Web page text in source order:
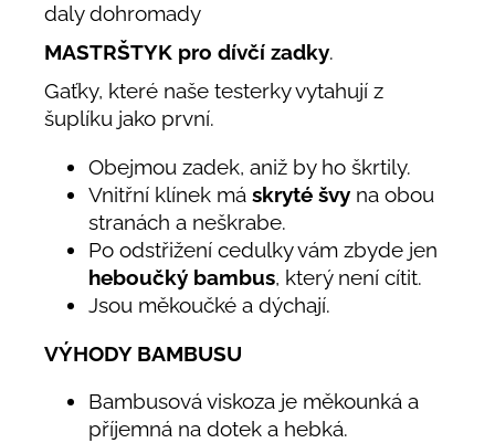
daly dohromady
MASTRŠTYK pro dívčí zadky.
Gaťky, které naše testerky vytahují z
šuplíku jako první.
Obejmou zadek, aniž by ho škrtily.
Vnitřní klínek má skryté švy na obou
stranách a neškrabe.
Po odstřižení cedulky vám zbyde jen
heboučký bambus, který není cítit.
Jsou měkoučké a dýchají.
VÝHODY BAMBUSU
Bambusová viskoza je měkounká a
příjemná na dotek a hebká.